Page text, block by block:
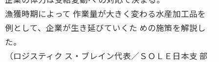
漁獲時期によって 作業量が大きく変わる水産加工品を
例として、企業が生き延びていくた めの施策を解説し
た。
（ロジスティク ス・ブレイン代表／ＳＯＬＥ日本支 部